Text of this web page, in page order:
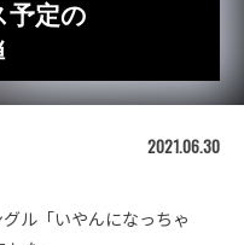
定の
2021.06.30
ル「いやんになっちゃ